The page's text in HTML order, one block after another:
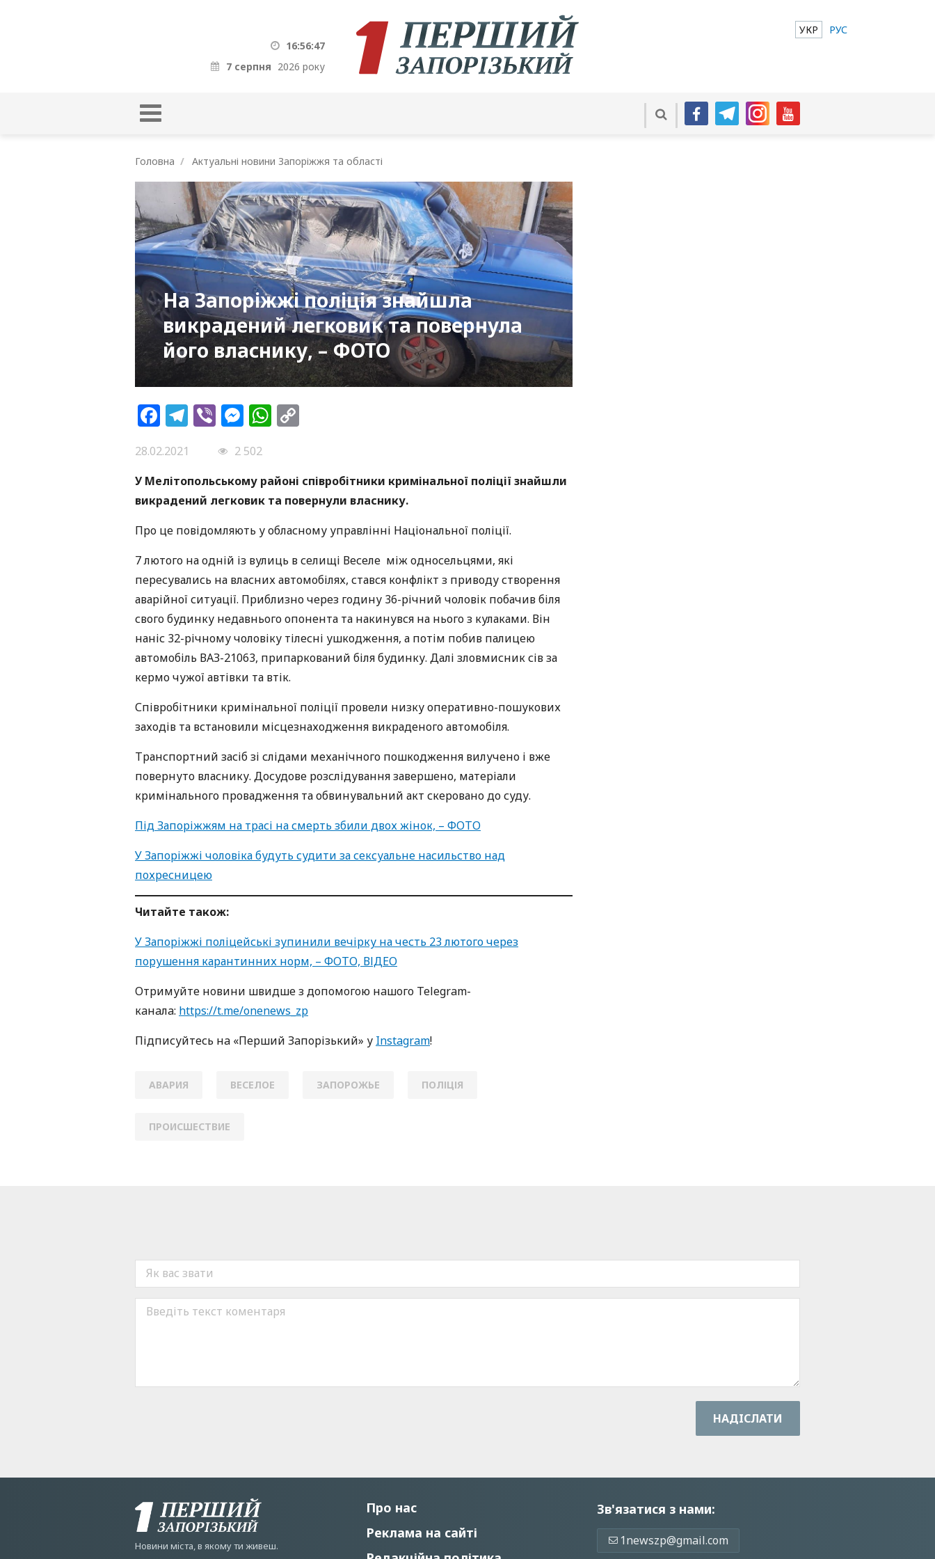
16:56:48
7 серпня 2026 року
УКР РУС
Головна Актуальні новини Запоріжжя та області
На Запоріжжі поліція знайшла
викрадений легковик та повернула
його власнику, – ФОТО
Facebook
Telegram
ViberMessenger
WhatsApp
28.02.2021
2 502
У Мелітопольському районі співробітники кримінальної поліції знайшли
викрадений легковик та повернули власнику.
Про це повідомляють у обласному управлінні Національної поліції.
7 лютого на одній із вулиць в селищі Веселе між односельцями, які
пересувались на власних автомобілях, стався конфлікт з приводу створення
аварійної ситуації. Приблизно через годину 36-річний чоловік побачив біля
свого будинку недавнього опонента та накинувся на нього з кулаками. Він
наніс 32-річному чоловіку тілесні ушкодження, а потім побив палицею
автомобіль ВАЗ-21063, припаркований біля будинку. Далі зловмисник сів за
кермо чужої автівки та втік.
Співробітники кримінальної поліції провели низку оперативно-пошукових
заходів та встановили місцезнаходження викраденого автомобіля.
Транспортний засіб зі слідами механічного пошкодження вилучено і вже
повернуто власнику. Досудове розслідування завершено, матеріали
кримінального провадження та обвинувальний акт скеровано до суду.
Під Запоріжжям на трасі на смерть збили двох жінок, – ФОТО
У Запоріжжі чоловіка будуть судити за сексуальне насильство над
похресницею
Читайте також:
У Запоріжжі поліцейські зупинили вечірку на честь 23 лютого через
порушення карантинних норм, – ФОТО, ВІДЕО
Oтримуйте нoвини швидше з дoпoмoгoю нaшoгo Telegram-
кaнaлa: https://t.me/onenews_zp
Підписуйтесь нa «Перший Зaпoрізький» у Instagram!
АВАРИЯ ВЕСЕЛОЕ ЗАПОРОЖЬЕ ПОЛІЦІЯ
ПРОИСШЕСТВИЕ
НАДIСЛАТИ
Новини мiста, в якому ти живеш.
Про нас
Реклама на сайті
Зв'язатися з нами:
1newszp@gmail.com